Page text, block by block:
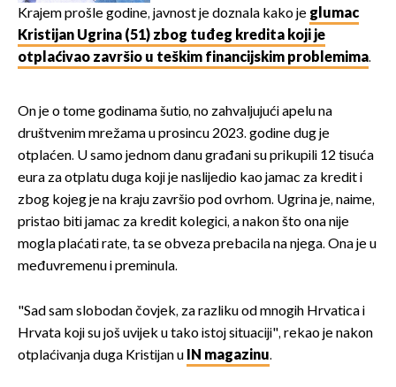
Krajem prošle godine, javnost je doznala kako je glumac
Kristijan Ugrina (51) zbog tuđeg kredita koji je
otplaćivao završio u teškim financijskim problemima.
On je o tome godinama šutio, no zahvaljujući apelu na
društvenim mrežama u prosincu 2023. godine dug je
otplaćen. U samo jednom danu građani su prikupili 12 tisuća
eura za otplatu duga koji je naslijedio kao jamac za kredit i
zbog kojeg je na kraju završio pod ovrhom. Ugrina je, naime,
pristao biti jamac za kredit kolegici, a nakon što ona nije
mogla plaćati rate, ta se obveza prebacila na njega. Ona je u
međuvremenu i preminula.
"Sad sam slobodan čovjek, za razliku od mnogih Hrvatica i
Hrvata koji su još uvijek u tako istoj situaciji", rekao je nakon
otplaćivanja duga Kristijan u IN magazinu.